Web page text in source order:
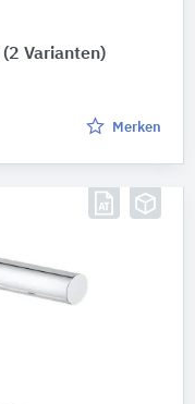
(2 Varianten)
Merken